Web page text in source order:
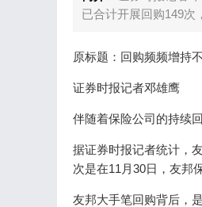
已合计开展回购149次
原标题：回购频频增持
证券时报记者邓雄鹰
伴随着保险公司的持续
据证券时报记者统计，
次是在11月30日，友邦
友邦大手笔回购背后，